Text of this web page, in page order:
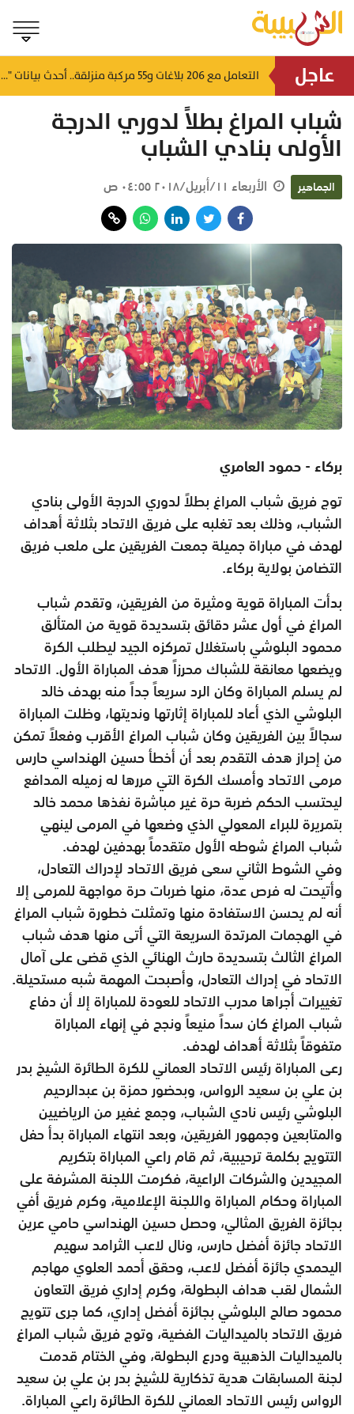
عاجل منذ ساعة التعامل مع 206 بلاغات و55 مركبة منزلقة.. أحدث بيانات "هيئة البيئة" في خريف ظفار
شباب المراغ بطلاً لدوري الدرجة
الأولى بنادي الشباب
الجماهير الأربعاء ١١/أبريل/٢٠١٨ ٠٤:٥٥ ص
بركاء - حمود العامري
توج فريق شباب المراغ بطلاً لدوري الدرجة الأولى بنادي
الشباب، وذلك بعد تغلبه على فريق الاتحاد بثلاثة أهداف
لهدف في مباراة جميلة جمعت الفريقين على ملعب فريق
التضامن بولاية بركاء.
بدأت المباراة قوية ومثيرة من الفريقين، وتقدم شباب
المراغ في أول عشر دقائق بتسديدة قوية من المتألق
محمود البلوشي باستغلال تمركزه الجيد ليطلب الكرة
ويضعها معانقة للشباك محرزاً هدف المباراة الأول. الاتحاد
لم يسلم المباراة وكان الرد سريعاً جداً منه بهدف خالد
البلوشي الذي أعاد للمباراة إثارتها ونديتها، وظلت المباراة
سجالاً بين الفريقين وكان شباب المراغ الأقرب وفعلاً تمكن
من إحراز هدف التقدم بعد أن أخطأ حسين الهنداسي حارس
مرمى الاتحاد وأمسك الكرة التي مررها له زميله المدافع
ليحتسب الحكم ضربة حرة غير مباشرة نفذها محمد خالد
بتمريرة للبراء المعولي الذي وضعها في المرمى لينهي
شباب المراغ شوطه الأول متقدماً بهدفين لهدف.
وفي الشوط الثاني سعى فريق الاتحاد لإدراك التعادل،
وأتيحت له فرص عدة، منها ضربات حرة مواجهة للمرمى إلا
أنه لم يحسن الاستفادة منها وتمثلت خطورة شباب المراغ
في الهجمات المرتدة السريعة التي أتى منها هدف شباب
المراغ الثالث بتسديدة حارث الهنائي الذي قضى على آمال
الاتحاد في إدراك التعادل، وأصبحت المهمة شبه مستحيلة.
تغييرات أجراها مدرب الاتحاد للعودة للمباراة إلا أن دفاع
شباب المراغ كان سداً منيعاً ونجح في إنهاء المباراة
متفوقاً بثلاثة أهداف لهدف.
رعى المباراة رئيس الاتحاد العماني للكرة الطائرة الشيخ بدر
بن علي بن سعيد الرواس، وبحضور حمزة بن عبدالرحيم
البلوشي رئيس نادي الشباب، وجمع غفير من الرياضيين
والمتابعين وجمهور الفريقين، وبعد انتهاء المباراة بدأ حفل
التتويج بكلمة ترحيبية، ثم قام راعي المباراة بتكريم
المجيدين والشركات الراعية، فكرمت اللجنة المشرفة على
المباراة وحكام المباراة واللجنة الإعلامية، وكرم فريق أفي
بجائزة الفريق المثالي، وحصل حسين الهنداسي حامي عرين
الاتحاد جائزة أفضل حارس، ونال لاعب الثرامد سهيم
اليحمدي جائزة أفضل لاعب، وحقق أحمد العلوي مهاجم
الشمال لقب هداف البطولة، وكرم إداري فريق التعاون
محمود صالح البلوشي بجائزة أفضل إداري، كما جرى تتويج
فريق الاتحاد بالميداليات الفضية، وتوج فريق شباب المراغ
بالميداليات الذهبية ودرع البطولة، وفي الختام قدمت
لجنة المسابقات هدية تذكارية للشيخ بدر بن علي بن سعيد
الرواس رئيس الاتحاد العماني للكرة الطائرة راعي المباراة.